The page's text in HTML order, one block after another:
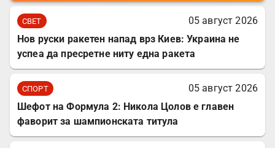
СВЕТ
05 август 2026
Нов руски ракетен напад врз Киев: Украина не
успеа да пресретне ниту една ракета
СПОРТ
05 август 2026
Шефот на Формула 2: Никола Цолов е главен
фаворит за шампионската титула